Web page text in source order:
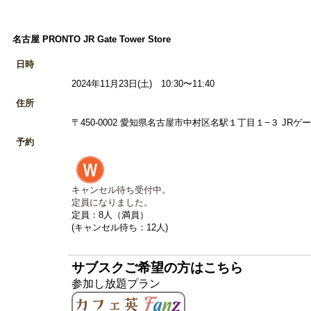
名古屋 PRONTO JR Gate Tower Store
日時
2024年11月23日(土) 10:30〜11:40
住所
〒450-0002 愛知県名古屋市中村区名駅１丁目１−３ JRゲ
予約
キャンセル待ち受付中。
定員になりました。
定員：8人（満員）
(キャンセル待ち：12人)
サブスクご希望の方はこちら
参加し放題プラン